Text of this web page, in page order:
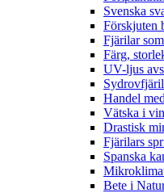
Svenska
Förskjuten
Fjärilar
Färg,
UV-ljus
Handel
Vätska i
Drastisk
Fjärilars
Spanska
Bete i